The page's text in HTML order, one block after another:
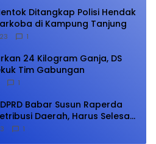
Ditangkap Polisi Hendak
di Kampung Tanjung
1
24 Kilogram Ganja, DS
Tim Gabungan
1
Babar Susun Raperda
Daerah, Harus Selesai
1